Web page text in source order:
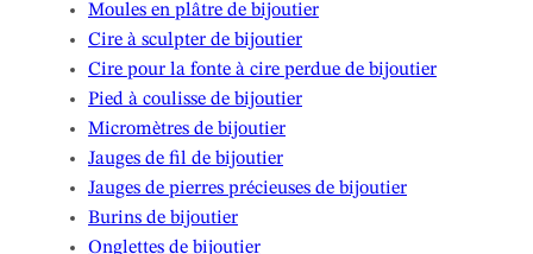
Moules en plâtre de bijoutier
Cire à sculpter de bijoutier
Cire pour la fonte à cire perdue de bijoutier
Pied à coulisse de bijoutier
Micromètres de bijoutier
Jauges de fil de bijoutier
Jauges de pierres précieuses de bijoutier
Burins de bijoutier
Onglettes de bijoutier